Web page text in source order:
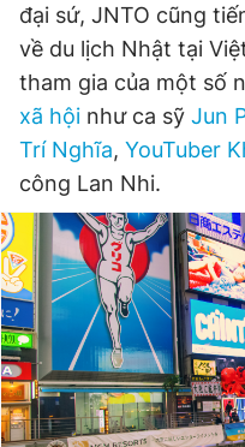
đại sứ, JNTO cũng
về du lịch Nhật tại
tham gia của một số
xã hội như ca sỹ Jun
Trí Nghĩa, YouTuber
công Lan Nhi.